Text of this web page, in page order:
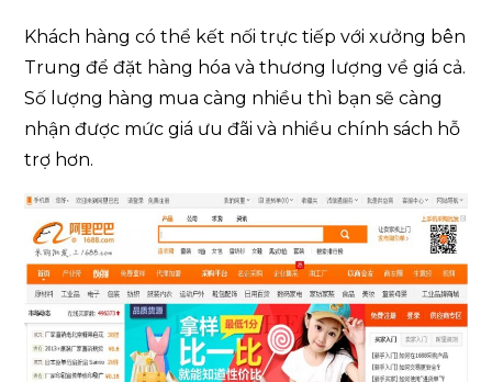
Khách hàng có thể kết nối trực tiếp với xưởng bên
Trung để đặt hàng hóa và thương lượng về giá cả.
Số lượng hàng mua càng nhiều thì bạn sẽ càng
nhận được mức giá ưu đãi và nhiều chính sách hỗ
trợ hơn.